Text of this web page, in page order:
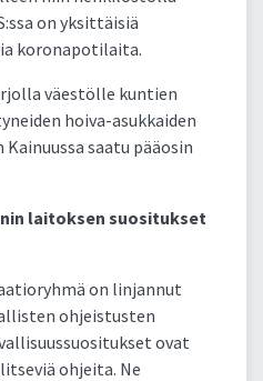
on yksittäisiä
koronapotilaita.
väestölle kuntien
hoiva-asukkaiden
saatu pääosin
laitoksen suositukset
on linjannut
ohjeistusten
ovat
ohjeita. Ne